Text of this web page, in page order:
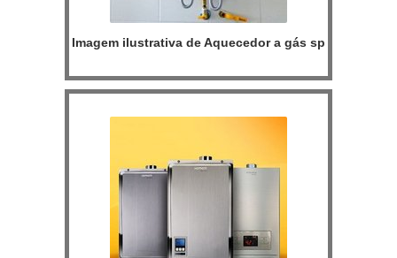
Imagem ilustrativa de Aquecedor a gás sp